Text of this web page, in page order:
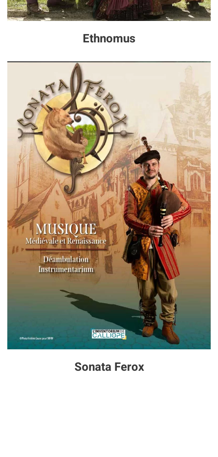
Ethnomus
Sonata Ferox